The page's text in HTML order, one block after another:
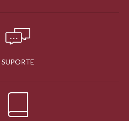
SUPORTE